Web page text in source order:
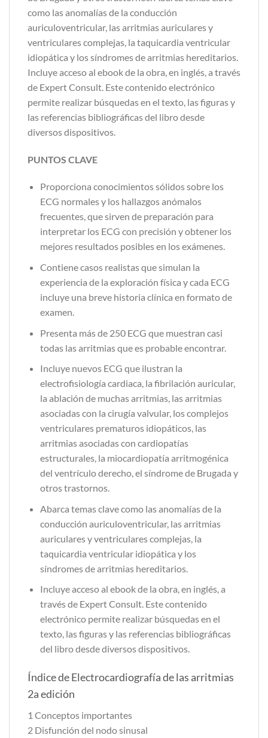
como las anomalías de la conducción
auriculoventricular, las arritmias auriculares y
ventriculares complejas, la taquicardia ventricular
idiopática y los síndromes de arritmias hereditarios.
Incluye acceso al ebook de la obra, en inglés, a través
de Expert Consult. Este contenido electrónico
permite realizar búsquedas en el texto, las figuras y
las referencias bibliográficas del libro desde
diversos dispositivos.
PUNTOS CLAVE
Proporciona conocimientos sólidos sobre los
ECG normales y los hallazgos anómalos
frecuentes, que sirven de preparación para
interpretar los ECG con precisión y obtener los
mejores resultados posibles en los exámenes.
Contiene casos realistas que simulan la
experiencia de la exploración física y cada ECG
incluye una breve historia clínica en formato de
examen.
Presenta más de 250 ECG que muestran casi
todas las arritmias que es probable encontrar.
Incluye nuevos ECG que ilustran la
electrofisiología cardiaca, la fibrilación auricular,
la ablación de muchas arritmias, las arritmias
asociadas con la cirugía valvular, los complejos
ventriculares prematuros idiopáticos, las
arritmias asociadas con cardiopatías
estructurales, la miocardiopatía arritmogénica
del ventrículo derecho, el síndrome de Brugada y
otros trastornos.
Abarca temas clave como las anomalías de la
conducción auriculoventricular, las arritmias
auriculares y ventriculares complejas, la
taquicardia ventricular idiopática y los
síndromes de arritmias hereditarios.
Incluye acceso al ebook de la obra, en inglés, a
través de Expert Consult. Este contenido
electrónico permite realizar búsquedas en el
texto, las figuras y las referencias bibliográficas
del libro desde diversos dispositivos.
Índice de Electrocardiografía de las arritmias
2a edición
1 Conceptos importantes
2 Disfunción del nodo sinusal